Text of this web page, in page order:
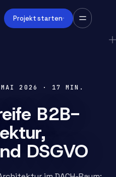
Projekt starten
2026 · 17 MIN.
B2B-
DSGVO